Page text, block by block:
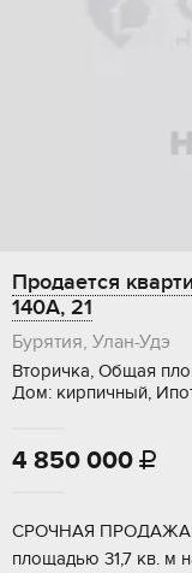
Продается
140А, 21
Бурятия, Улан-Удэ
Вторичка, Общая
Дом: кирпичный,
4 850 000 
СPОЧHАЯ ПPOДАЖА!
площадью 31,7 кв. м